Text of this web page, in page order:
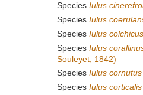
Species Iulus
Species Iulus
Species Iulus colchicus
Species Iulus
Souleyet, 1842)
Species Iulus cornutus
Species Iulus corticalis